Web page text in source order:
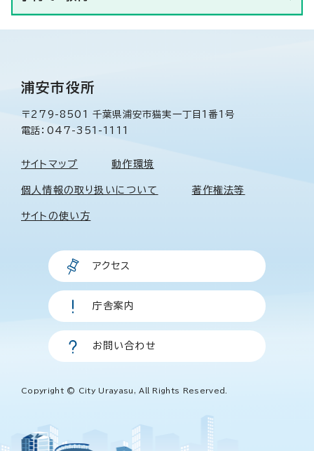
浦安市役所
〒279-8501 千葉県浦安市猫実一丁目1番1号
電話：047-351-1111
サイトマップ 動作環境
個人情報の取り扱いについて 著作権法等
サイトの使い方
アクセス
庁舎案内
お問い合わせ
Copyright © City Urayasu, All Rights Reserved.